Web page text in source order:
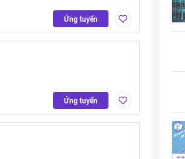
Ứng tuyển
Ứng tuyển